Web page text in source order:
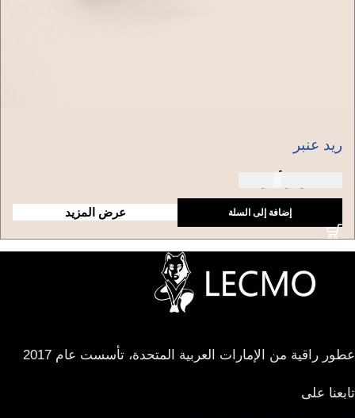
ريد عنبر
عرض المزيد إضافة إلى السلة
عطور راقية من الإمارات العربية المتحدة، تأسست عام 2017
تابعنا على